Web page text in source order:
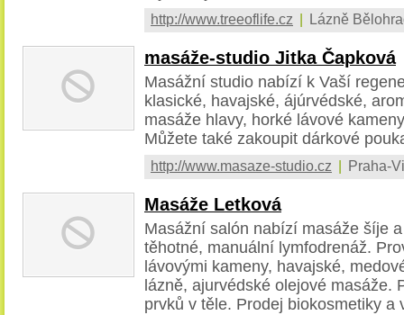
http://www.treeoflife.cz | Lázně
masáže-studio Jitka Čapková
Masážní studio nabízí k Vaší
klasické, havajské, ájúrvédské,
masáže hlavy, horké lávové
Můžete také zakoupit dárkové
http://www.masaze-studio.cz | Praha-
Masáže Letková
Masážní salón nabízí masáže šíje
těhotné, manuální lymfodrenáž.
lávovými kameny, havajské,
lázně, ajurvédské olejové masáže.
prvků v těle. Prodej biokosmetiky a